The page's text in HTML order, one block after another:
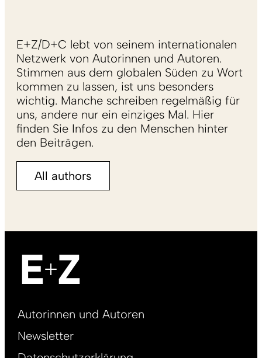
E+Z/D+C lebt von seinem internationalen
Netzwerk von Autorinnen und Autoren.
Stimmen aus dem globalen Süden zu Wort
kommen zu lassen, ist uns besonders
wichtig. Manche schreiben regelmäßig für
uns, andere nur ein einziges Mal. Hier
finden Sie Infos zu den Menschen hinter
den Beiträgen.
All authors
Footer
DE
Autorinnen und Autoren
Newsletter